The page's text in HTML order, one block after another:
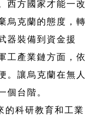
西方國家才能一改
烏克蘭的態度，轉
器裝備到資金援
工產業鏈方面，依
。讓烏克蘭在無人
個台階。
的科研教育和工業